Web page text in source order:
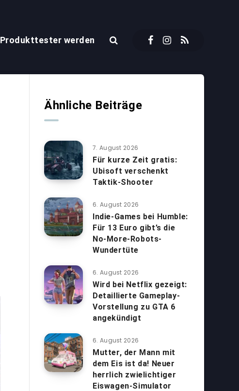
Produkttester werden
Ähnliche Beiträge
7. August 2026
Für kurze Zeit gratis:
Ubisoft verschenkt
Taktik-Shooter
6. August 2026
Indie-Games bei Humble:
Für 13 Euro gibt’s die
No-More-Robots-
Wundertüte
6. August 2026
Wird bei Netflix gezeigt:
Detaillierte Gameplay-
Vorstellung zu GTA 6
angekündigt
6. August 2026
Mutter, der Mann mit
dem Eis ist da! Neuer
herrlich zwielichtiger
Eiswagen-Simulator